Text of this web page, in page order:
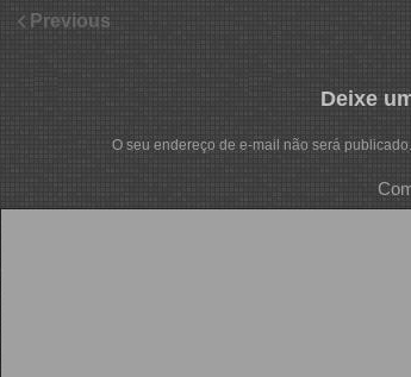
Previous
Deixe
O seu endereço de e-mail não será publicado.